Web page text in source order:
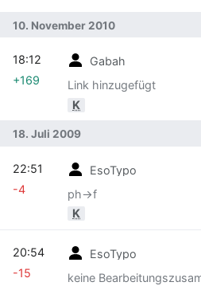
10. November 2010
Gabah
Link hinzugefügt
K
18:12
+169
18. Juli 2009
EsoTypo
ph->f
K
22:51
-4
EsoTypo
keine
20:54
-15